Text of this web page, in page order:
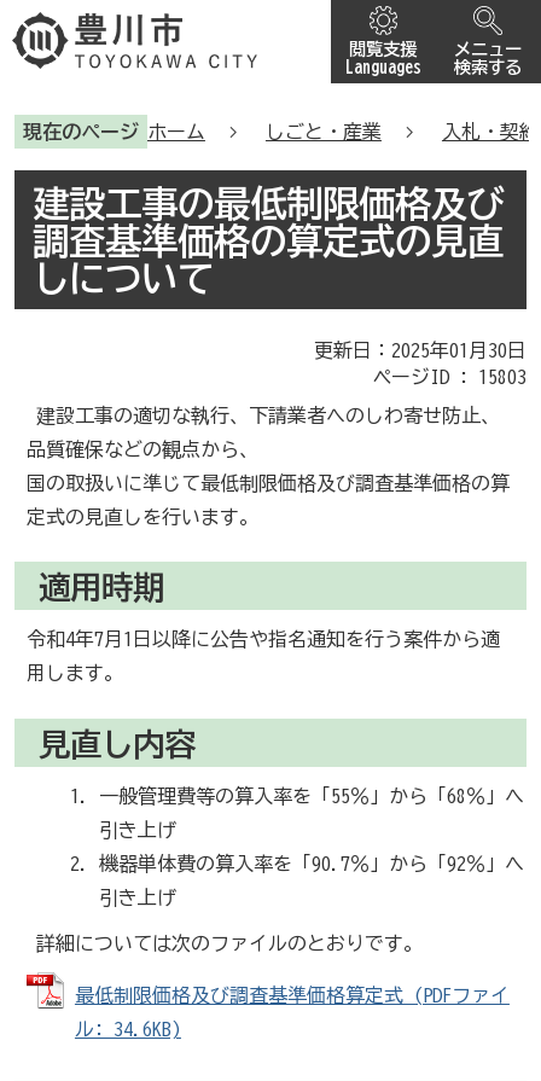
閲覧支援
Languages
メニュー
検索する
現在のページ ホーム しごと・産業 入札・契約
建設工事の最低制限価格及び
調査基準価格の算定式の見直
しについて
更新日：2025年01月30日
ページID : 15803
建設工事の適切な執行、下請業者へのしわ寄せ防止、
品質確保などの観点から、
国の取扱いに準じて最低制限価格及び調査基準価格の算
定式の見直しを行います。
適用時期
令和4年7月1日以降に公告や指名通知を行う案件から適
用します。
見直し内容
一般管理費等の算入率を「55％」から「68％」へ
引き上げ
機器単体費の算入率を「90.7％」から「92％」へ
引き上げ
詳細については次のファイルのとおりです。
最低制限価格及び調査基準価格算定式 (PDFファイ
ル: 34.6KB)